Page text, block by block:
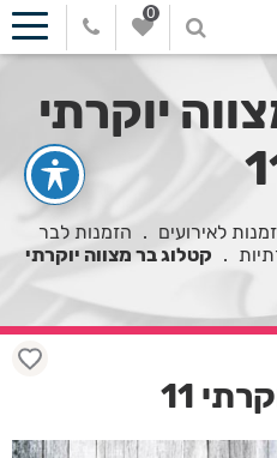
0
יוקרתי
לאירועים . הזמנות לבר
. קטלוג בר מצווה יוקרתי
11